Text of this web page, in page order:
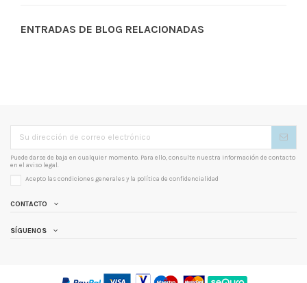
ENTRADAS DE BLOG RELACIONADAS
Puede darse de baja en cualquier momento. Para ello, consulte nuestra información de contacto
en el aviso legal.
Acepto las condiciones generales y la política de confidencialidad
CONTACTO
SÍGUENOS